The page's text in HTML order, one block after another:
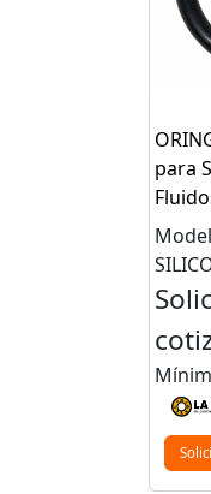
para